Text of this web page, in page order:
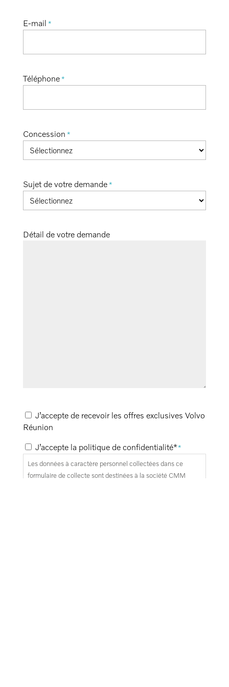
E-mail *
Téléphone *
Concession *
Sujet de votre demande *
Détail de votre demande
Recevoir les offres
J’accepte de recevoir les offres exclusives Volvo
Réunion
Politique de confidentialité *
J’accepte la politique de confidentialité**
Les données à caractère personnel collectées dans ce
formulaire de collecte sont destinées à la société CMM